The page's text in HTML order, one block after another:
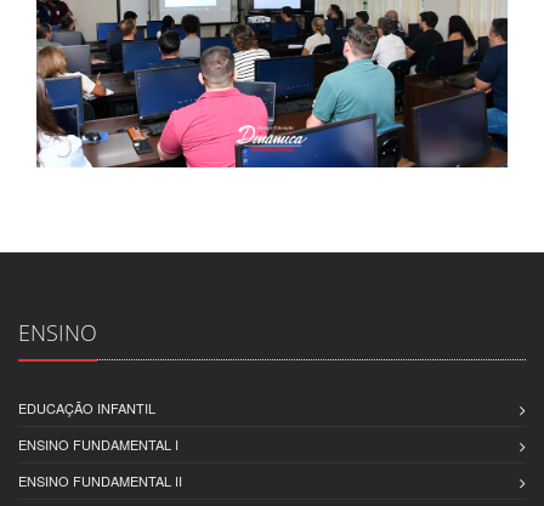
ENSINO
EDUCAÇÃO INFANTIL
ENSINO FUNDAMENTAL I
ENSINO FUNDAMENTAL II